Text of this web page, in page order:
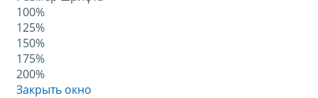
100%
125%
150%
175%
200%
Закрыть окно